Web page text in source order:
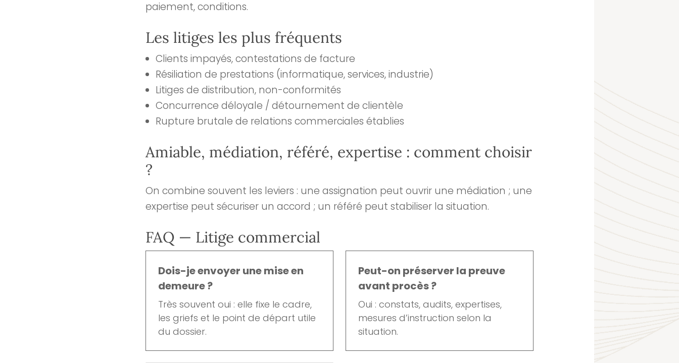
paiement, conditions.
Les litiges les plus fréquents
Clients impayés, contestations de facture
Résiliation de prestations (informatique, services, industrie)
Litiges de distribution, non-conformités
Concurrence déloyale / détournement de clientèle
Rupture brutale de relations commerciales établies
Amiable, médiation, référé, expertise : comment choisir
?
On combine souvent les leviers : une assignation peut ouvrir une médiation ; une
expertise peut sécuriser un accord ; un référé peut stabiliser la situation.
FAQ — Litige commercial
Dois-je envoyer une mise en
demeure ?
Très souvent oui : elle fixe le cadre,
les griefs et le point de départ utile
du dossier.
Peut-on préserver la preuve
avant procès ?
Oui : constats, audits, expertises,
mesures d’instruction selon la
situation.